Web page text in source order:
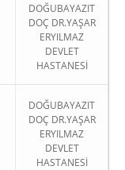
DOĞUBAYAZIT
DOÇ DR.YAŞAR
ERYILMAZ
DEVLET
HASTANESİ
DOĞUBAYAZIT
DOÇ DR.YAŞAR
ERYILMAZ
DEVLET
HASTANESİ